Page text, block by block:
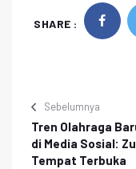
SHARE :
Sebelumnya
Tren Olahraga
di Media Sosial:
Tempat Terbuka